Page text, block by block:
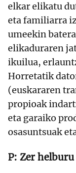
elkar elikatu
eta familiarra
umeekin
elikaduraren
ikuilua,
Horretatik
(euskararen
propioak
eta garaiko
osasuntsuak
Zer